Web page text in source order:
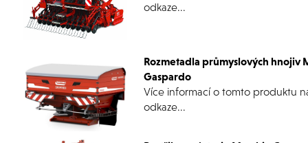
odkaze...
Rozmetadla průmyslových hnojiv
Gaspardo
Více informací o tomto produktu
odkaze...